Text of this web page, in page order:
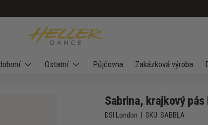
Ostatní Půjčovna Zakázková výroba
Sabrina, krajkový
DSI London |SKU: SABBLA